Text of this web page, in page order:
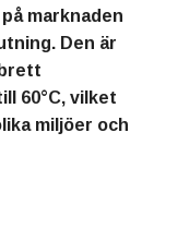
marknaden
Den är
60°C, vilket
miljöer och